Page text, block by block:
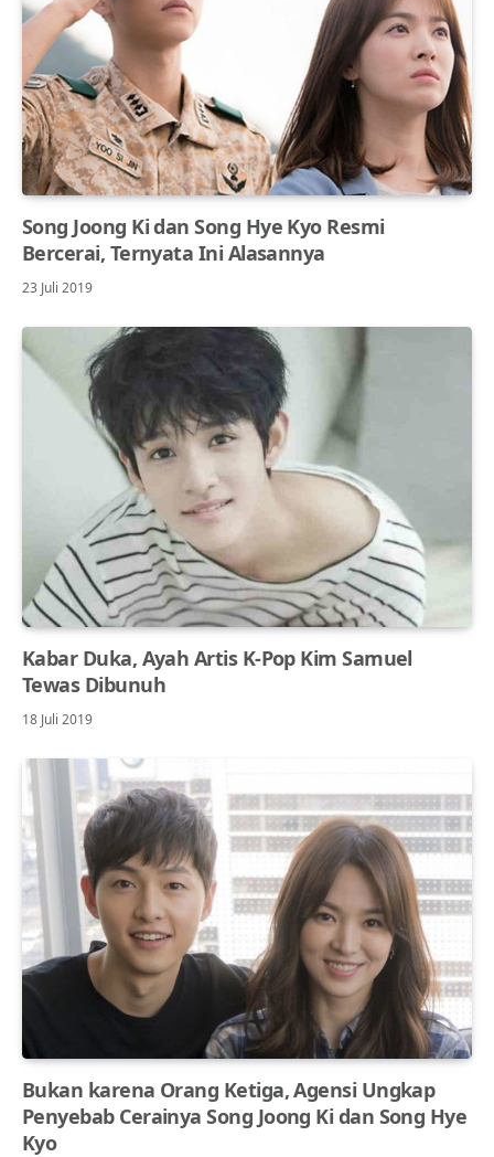
Song Joong Ki dan Song Hye Kyo Resmi
Bercerai, Ternyata Ini Alasannya
23 Juli 2019
Kabar Duka, Ayah Artis K-Pop Kim Samuel
Tewas Dibunuh
18 Juli 2019
Bukan karena Orang Ketiga, Agensi Ungkap
Penyebab Cerainya Song Joong Ki dan Song Hye
Kyo